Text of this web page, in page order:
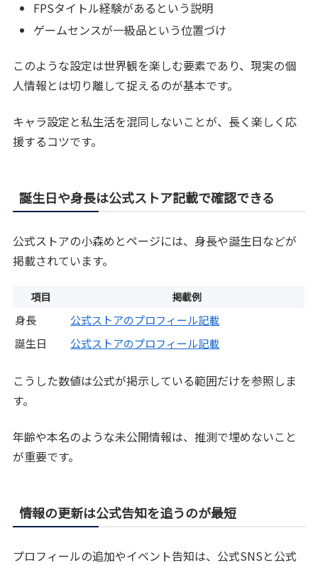
FPSタイトル経験があるという説明
ゲームセンスが一級品という位置づけ
このような設定は世界観を楽しむ要素であり、現実の個
人情報とは切り離して捉えるのが基本です。
キャラ設定と私生活を混同しないことが、長く楽しく応
援するコツです。
誕生日や身長は公式ストア記載で確認できる
公式ストアの小森めとページには、身長や誕生日などが
掲載されています。
項目 掲載例
身長
公式ストアのプロフィール記載
誕生日
公式ストアのプロフィール記載
こうした数値は公式が掲示している範囲だけを参照しま
す。
年齢や本名のような未公開情報は、推測で埋めないこと
が重要です。
情報の更新は公式告知を追うのが最短
プロフィールの追加やイベント告知は、公式SNSと公式